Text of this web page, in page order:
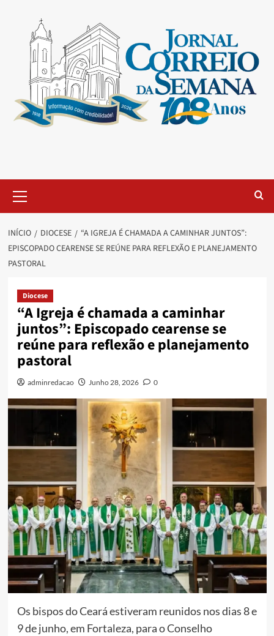
INÍCIO DIOCESE
“A IGREJA É CHAMADA A CAMINHAR JUNTOS”:
EPISCOPADO CEARENSE SE REÚNE PARA REFLEXÃO E PLANEJAMENTO
PASTORAL
Diocese
“A Igreja é chamada a caminhar
juntos”: Episcopado cearense se
reúne para reflexão e planejamento
pastoral
adminredacao Junho 28, 2026 0
Os bispos do Ceará estiveram reunidos nos dias 8 e
9 de junho, em Fortaleza, para o Conselho